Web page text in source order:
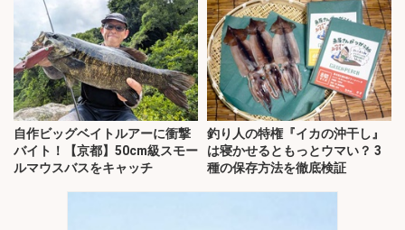
自作ビッグベイトルアーに衝撃
バイト！【京都】50cm級スモー
ルマウスバスをキャッチ
釣り人の特権『イカの沖干し』
は寝かせるともっとウマい？ 3
種の保存方法を徹底検証